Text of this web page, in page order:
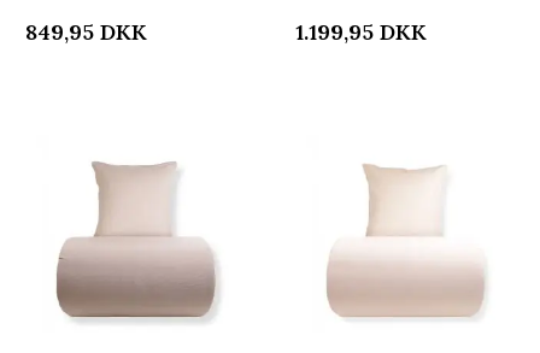
849,95 DKK 1.199,95 DKK